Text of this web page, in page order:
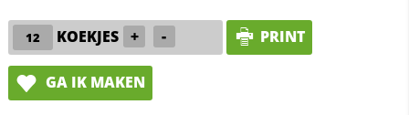
KOEKJES + - PRINT
GA IK MAKEN